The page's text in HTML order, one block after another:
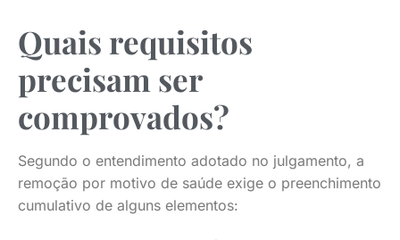
Quais requisitos
precisam ser
comprovados?
Segundo o entendimento adotado no julgamento, a
remoção por motivo de saúde exige o preenchimento
cumulativo de alguns elementos: